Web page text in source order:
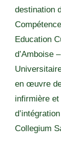
destination
Education
d’Amboise
en œuvre
infirmière
Collegium